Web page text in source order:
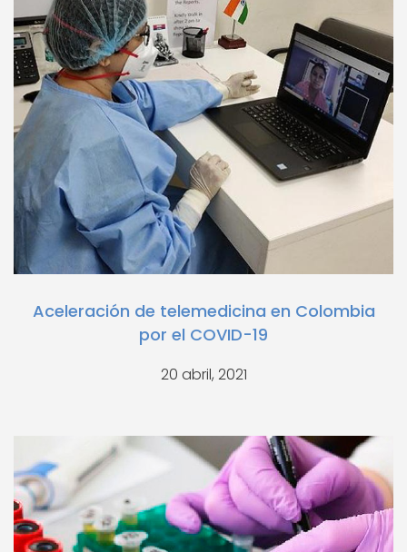
Aceleración de telemedicina en Colombia
por el COVID-19
20 abril, 2021